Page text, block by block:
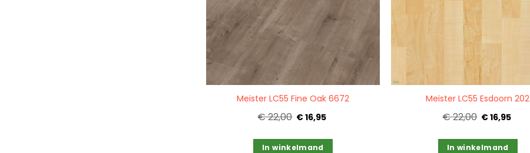
Meister LC55 Fine Oak 6672
€ 22,00 € 16,95
In winkelmand
Meister LC55 Esdoorn 202
€ 22,00 € 16,95
Quickview
In winkelmand